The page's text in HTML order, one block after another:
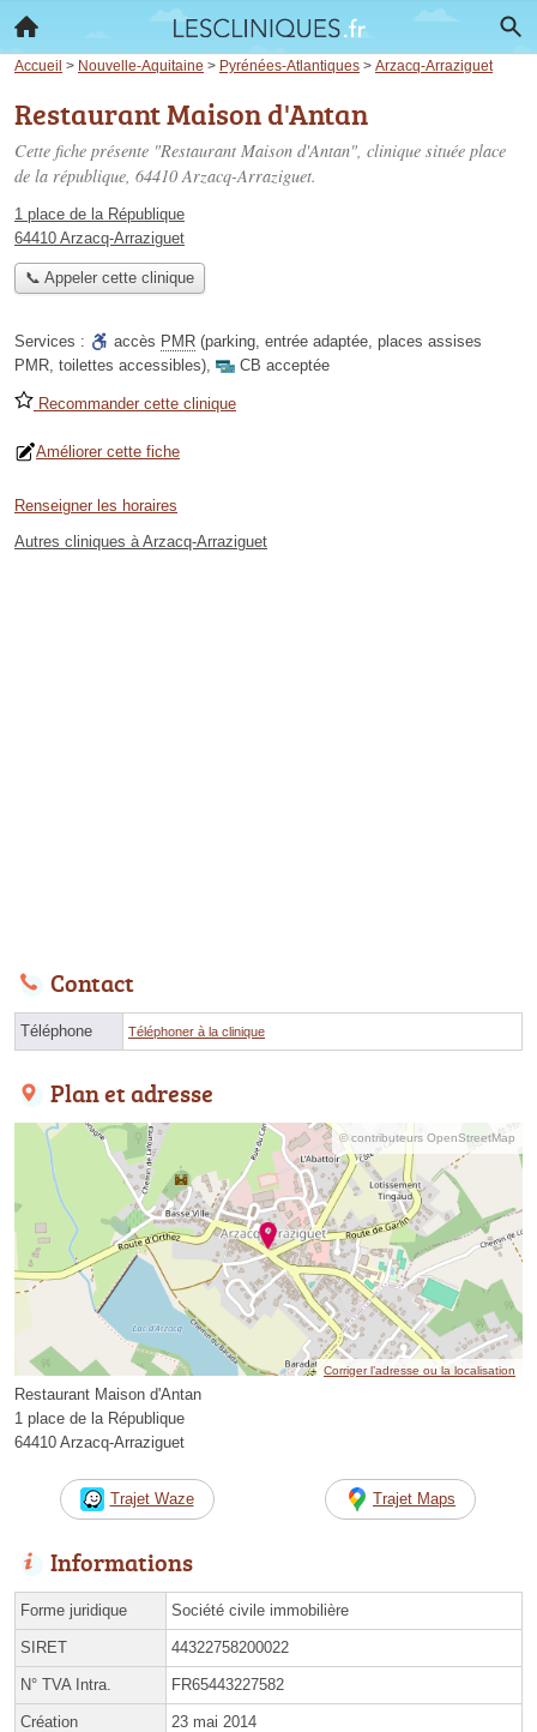
Accueil > Nouvelle-Aquitaine > Pyrénées-Atlantiques > Arzacq-Arraziguet
Restaurant Maison d'Antan
Cette fiche présente "Restaurant Maison d'Antan", clinique située place
de la république, 64410 Arzacq-Arraziguet.
1 place de la République
64410 Arzacq-Arraziguet
📞 Appeler cette clinique
Services : accès PMR (parking, entrée adaptée, places assises
PMR, toilettes accessibles), CB acceptée
Recommander cette clinique
Améliorer cette fiche
Renseigner les horaires
Autres cliniques à Arzacq-Arraziguet
Contact
Téléphone Téléphoner à la clinique
Plan et adresse
© contributeurs OpenStreetMap
Corriger l’adresse ou la localisation
Restaurant Maison d'Antan
1 place de la République
64410 Arzacq-Arraziguet
Trajet Waze Trajet Maps
Informations
Forme juridique Société civile immobilière
SIRET 44322758200022
N° TVA Intra. FR65443227582
Création 23 mai 2014